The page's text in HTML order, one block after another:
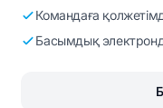
Командаға
Басымдық